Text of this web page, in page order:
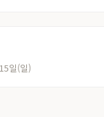
일(일)